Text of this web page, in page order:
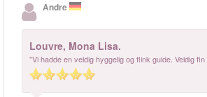
Andre
Louvre, Mona Lisa.
"Vi hadde en veldig hyggelig og flink guide. Veldig